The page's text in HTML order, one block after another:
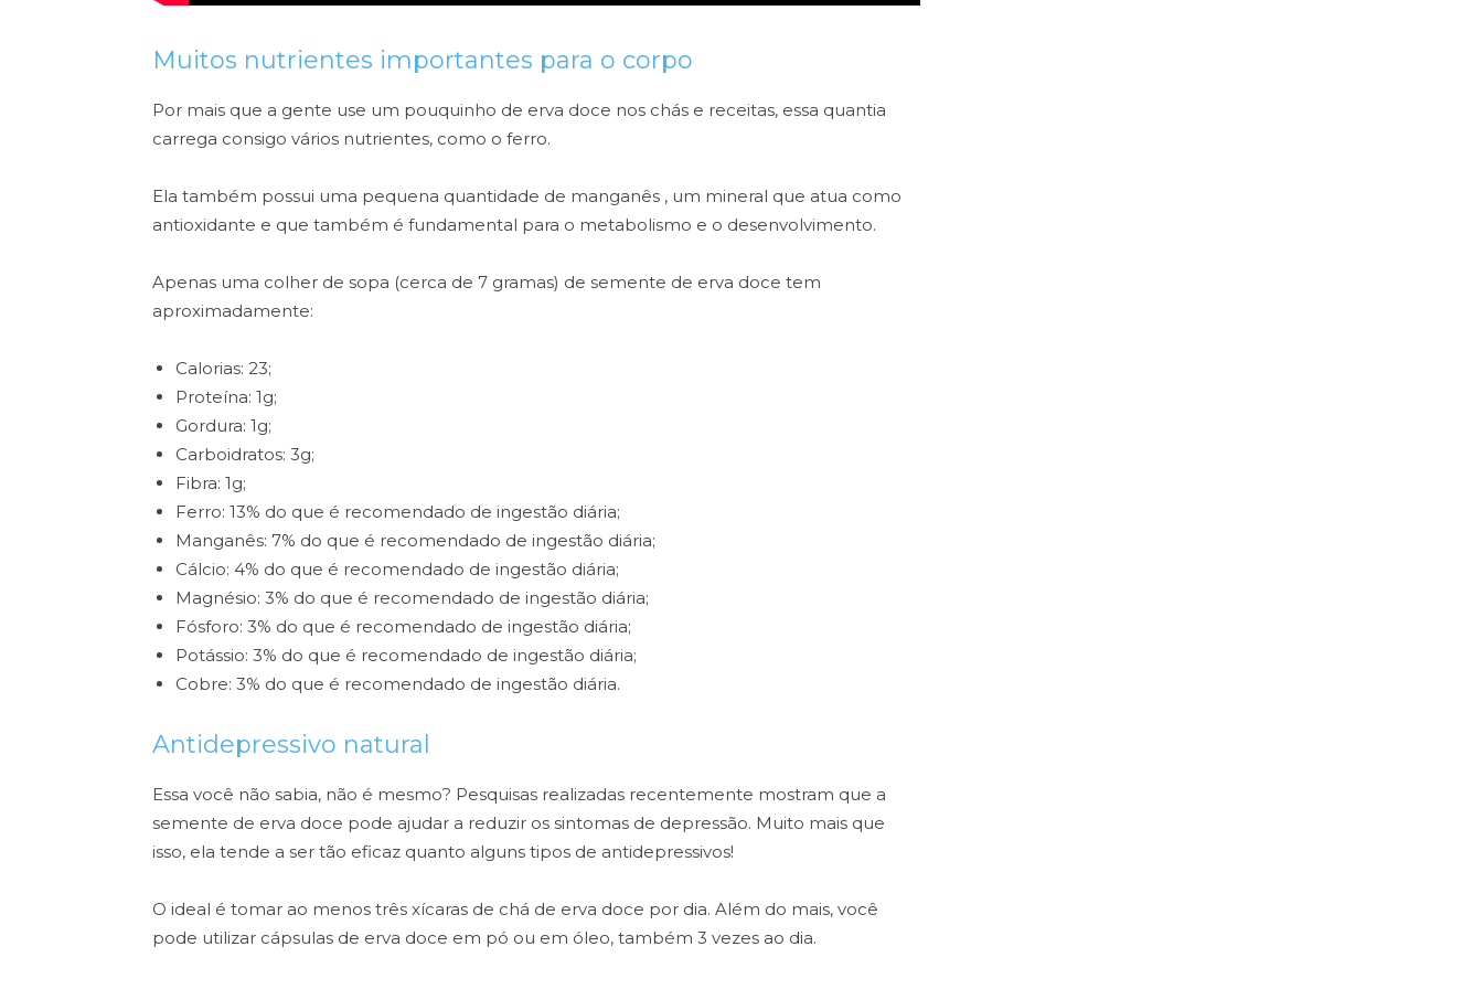
Muitos nutrientes importantes para o corpo
Por mais que a gente use um pouquinho de erva doce nos chás e receitas, essa quantia
carrega consigo vários nutrientes, como o ferro.
Ela também possui uma pequena quantidade de manganês , um mineral que atua como
antioxidante e que também é fundamental para o metabolismo e o desenvolvimento.
Apenas uma colher de sopa (cerca de 7 gramas) de semente de erva doce tem
aproximadamente:
Calorias: 23;
Proteína: 1g;
Gordura: 1g;
Carboidratos: 3g;
Fibra: 1g;
Ferro: 13% do que é recomendado de ingestão diária;
Manganês: 7% do que é recomendado de ingestão diária;
Cálcio: 4% do que é recomendado de ingestão diária;
Magnésio: 3% do que é recomendado de ingestão diária;
Fósforo: 3% do que é recomendado de ingestão diária;
Potássio: 3% do que é recomendado de ingestão diária;
Cobre: 3% do que é recomendado de ingestão diária.
Antidepressivo natural
Essa você não sabia, não é mesmo? Pesquisas realizadas recentemente mostram que a
semente de erva doce pode ajudar a reduzir os sintomas de depressão. Muito mais que
isso, ela tende a ser tão eficaz quanto alguns tipos de antidepressivos!
O ideal é tomar ao menos três xícaras de chá de erva doce por dia. Além do mais, você
pode utilizar cápsulas de erva doce em pó ou em óleo, também 3 vezes ao dia.